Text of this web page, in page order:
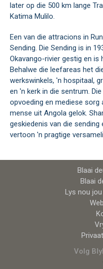
later op die 500 km lange
Katima Mulilo.
Een van die attracions in
Sending. Die Sending is in
Okavango-rivier gestig en is
Behalwe die leefareas het
werkswinkels, 'n hospitaal,
en 'n kerk in die sentrum.
opvoeding en mediese sorg
mense uit Angola gelok.
geskiedenis van die
vertoon 'n pragtige
Blaai
Blaai
Lys nou
Volg